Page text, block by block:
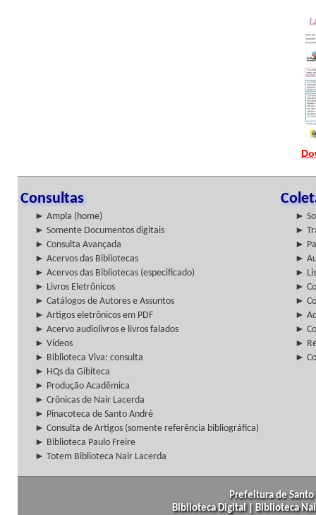
Consultas
► Ampla (home)
►
► Somente Documentos digitais
►
► Consulta Avançada
►
► Acervos das Bibliotecas
►
► Acervos das Bibliotecas (especificado)
►
► Livros Eletrônicos
►
► Catálogos de Autores e Assuntos
►
► Artigos eletrônicos em PDF
►
► Acervo audiolivros e livros falados
►
► Vídeos
►
► Biblioteca Viva: consulta
►
► HQs da Gibiteca
► Produção Acadêmica
► Crônicas de Nair Lacerda
► Pinacoteca de Santo André
► Consulta de Artigos (somente referência bibliográfica)
► Biblioteca Paulo Freire
► Totem Biblioteca Nair Lacerda
Prefeitura de
Biblioteca Digital | Biblioteca